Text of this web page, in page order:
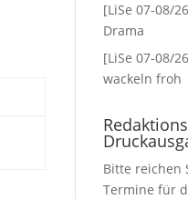
[LiSe 07-08/
Drama
[LiSe 07-08/
wackeln froh
Bitte reichen
Termine für